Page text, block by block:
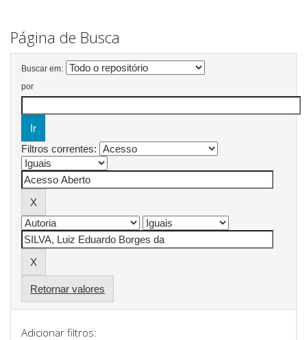
Página de Busca
Buscar em:
por
Filtros correntes:
Retornar valores
Adicionar filtros: